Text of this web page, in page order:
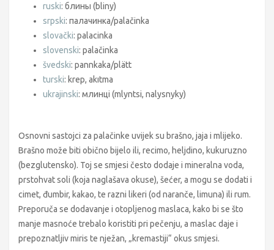
ruski: блины (bliny)
srpski: палачинка/palačinka
slovački: palacinka
slovenski: palačinka
švedski: pannkaka/plätt
turski: krep, akıtma
ukrajinski: млинці (mlyntsi, nalysnyky)
Osnovni sastojci za palačinke uvijek su brašno, jaja i mlijeko.
Brašno može biti obično bijelo ili, recimo, heljdino, kukuruzno
(bezglutensko). Toj se smjesi često dodaje i mineralna voda,
prstohvat soli (koja naglašava okuse), šećer, a mogu se dodati i
cimet, đumbir, kakao, te razni likeri (od naranče, limuna) ili rum.
Preporuča se dodavanje i otopljenog maslaca, kako bi se što
manje masnoće trebalo koristiti pri pečenju, a maslac daje i
prepoznatljiv miris te nježan, „kremastiji“ okus smjesi.